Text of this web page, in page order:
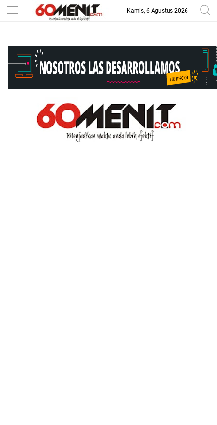
--> Kamis, 6 Agustus 2026